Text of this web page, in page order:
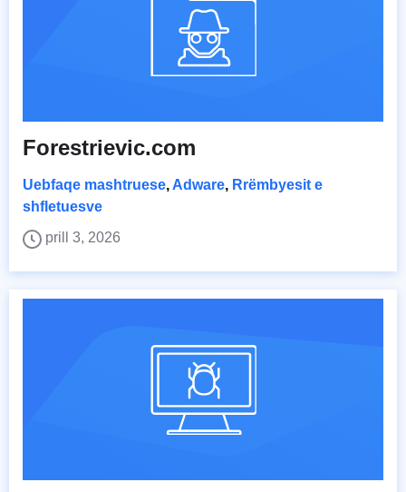
Forestrievic.com
Uebfaqe mashtruese, Adware, Rrëmbyesit e
shfletuesve
prill 3, 2026